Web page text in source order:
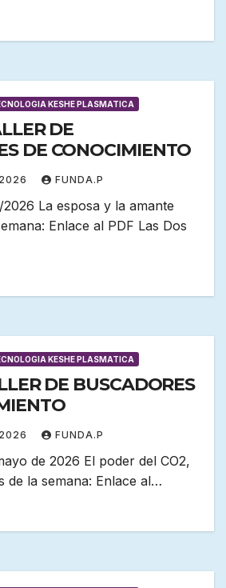
KESHE PLASMATICA
DE
DE CONOCIMIENTO
FUNDA.P
La esposa y la amante
Enlace al PDF Las Dos
KESHE PLASMATICA
DE BUSCADORES
FUNDA.P
de 2026 El poder del CO2,
de la semana: Enlace al…